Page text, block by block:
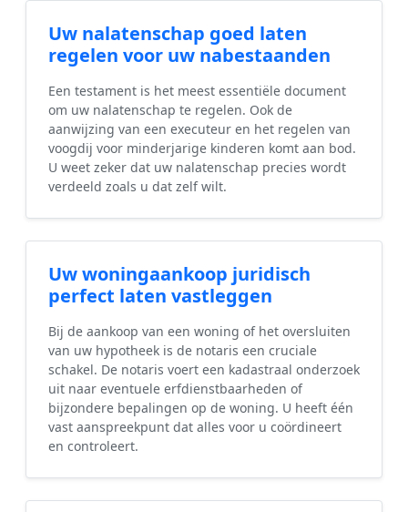
Uw nalatenschap goed laten
regelen voor uw nabestaanden
Een testament is het meest essentiële document
om uw nalatenschap te regelen. Ook de
aanwijzing van een executeur en het regelen van
voogdij voor minderjarige kinderen komt aan bod.
U weet zeker dat uw nalatenschap precies wordt
verdeeld zoals u dat zelf wilt.
Uw woningaankoop juridisch
perfect laten vastleggen
Bij de aankoop van een woning of het oversluiten
van uw hypotheek is de notaris een cruciale
schakel. De notaris voert een kadastraal onderzoek
uit naar eventuele erfdienstbaarheden of
bijzondere bepalingen op de woning. U heeft één
vast aanspreekpunt dat alles voor u coördineert
en controleert.